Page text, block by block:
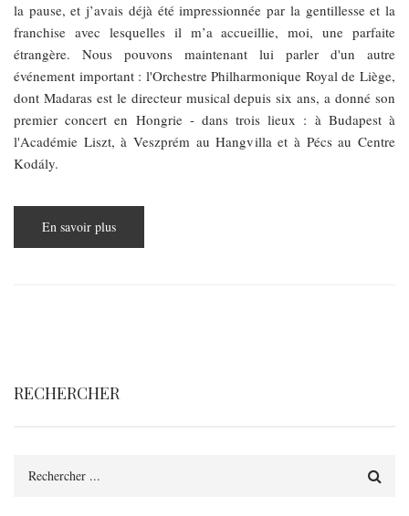
la pause, et j’avais déjà été impressionnée par la gentillesse et la
franchise avec lesquelles il m’a accueillie, moi, une parfaite
étrangère. Nous pouvons maintenant lui parler d'un autre
événement important : l'Orchestre Philharmonique Royal de Liège,
dont Madaras est le directeur musical depuis six ans, a donné son
premier concert en Hongrie - dans trois lieux : à Budapest à
l'Académie Liszt, à Veszprém au Hangvilla et à Pécs au Centre
Kodály.
En savoir plus
mission
RECHERCHER